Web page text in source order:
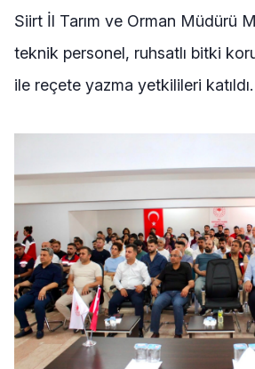
Siirt İl Tarım ve Orman Müdürü
teknik personel, ruhsatlı bitki
ile reçete yazma yetkilileri katıldı.